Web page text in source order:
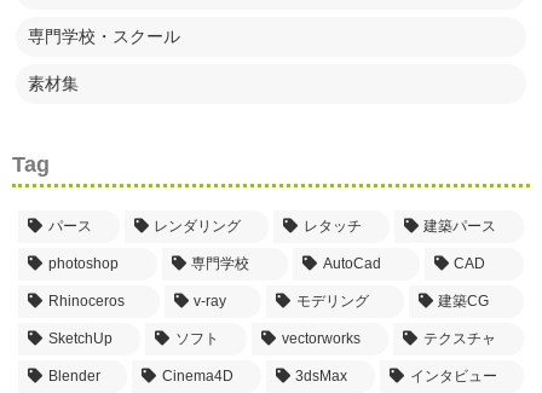
専門学校・スクール
素材集
Tag
パース レンダリング レタッチ 建築パース
photoshop 専門学校 AutoCad CAD
Rhinoceros v-ray モデリング 建築CG
SketchUp ソフト vectorworks テクスチャ
Blender Cinema4D 3dsMax インタビュー